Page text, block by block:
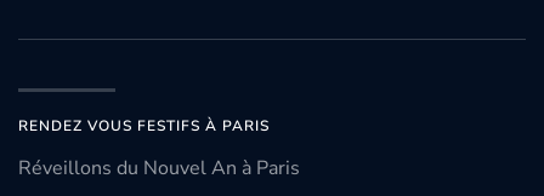
RENDEZ VOUS FESTIFS À PARIS
Réveillons du Nouvel An à Paris